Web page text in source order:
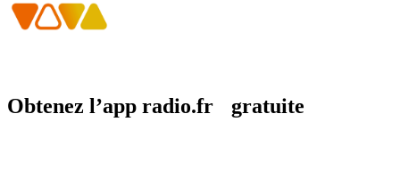
Obtenez l’app radio.fr gratuite